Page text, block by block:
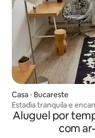
Casa ⋅ Bucareste
Estadia tranquila e
Aluguel por
com